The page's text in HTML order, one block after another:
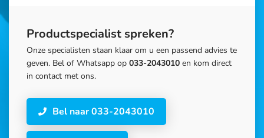
Productspecialist spreken?
Onze specialisten staan klaar om u een passend advies te
geven. Bel of Whatsapp op 033-2043010 en kom direct
in contact met ons.
Bel naar 033-2043010